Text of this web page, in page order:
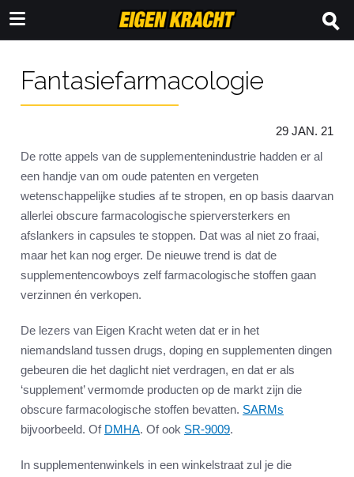
Fantasiefarmacologie
29 JAN. 21
De rotte appels van de supplementenindustrie hadden er al
een handje van om oude patenten en vergeten
wetenschappelijke studies af te stropen, en op basis daarvan
allerlei obscure farmacologische spierversterkers en
afslankers in capsules te stoppen. Dat was al niet zo fraai,
maar het kan nog erger. De nieuwe trend is dat de
supplementencowboys zelf farmacologische stoffen gaan
verzinnen én verkopen.
De lezers van Eigen Kracht weten dat er in het
niemandsland tussen drugs, doping en supplementen dingen
gebeuren die het daglicht niet verdragen, en dat er als
‘supplement’ vermomde producten op de markt zijn die
obscure farmacologische stoffen bevatten. SARMs
bijvoorbeeld. Of DMHA. Of ook SR-9009.
In supplementenwinkels in een winkelstraat zul je die